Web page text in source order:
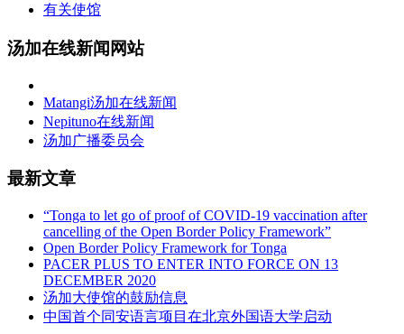
有关使馆
汤加在线新闻网站
Matangi汤加在线新闻
Nepituno在线新闻
汤加广播委员会
最新文章
“Tonga to let go of proof of COVID-19 vaccination after
cancelling of the Open Border Policy Framework”
Open Border Policy Framework for Tonga
PACER PLUS TO ENTER INTO FORCE ON 13
DECEMBER 2020
汤加大使馆的鼓励信息
中国首个同安语言项目在北京外国语大学启动